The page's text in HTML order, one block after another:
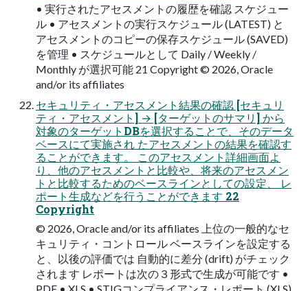
• 実行されたアセスメントの履歴を確認 スケジュー
ル • アセスメントの実行スケジュール (LATEST) と
アセスメントのコピーの保存スケジュール (SAVED)
を管理 • スケジュールとして Daily / Weekly /
Monthly が選択可能 21 Copyright © 2026, Oracle
and/or its affiliates
セキュリティ・アセスメント結果の確認 [セキュリ
ティ・アセスメント] → [ターゲットのサマリ] から
対象のターゲットDBを選択することで、そのデータ
ベースにて実施され たアセスメントの結果を確認す
ることができます。 このアセスメント詳細画面よ
り、他のアセスメントと比較や、将来のアセスメン
トと比較するためのベースラインとしての設定、 レ
ポート生成などを行うことができます 22
Copyright
© 2026, Oracle and/or its affiliates 上位の一般的なセ
キュリティ・コントロール ベースラインを設定する
と、以後の評価では 自動的に差分 (drift) がチェック
されます レポートは次の３形式で生成が可能です •